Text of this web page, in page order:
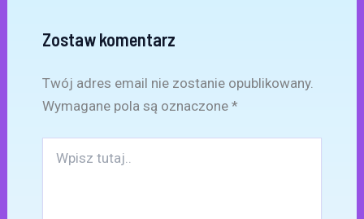
Zostaw komentarz
Twój adres email nie zostanie opublikowany.
Wymagane pola są oznaczone *
tutaj..